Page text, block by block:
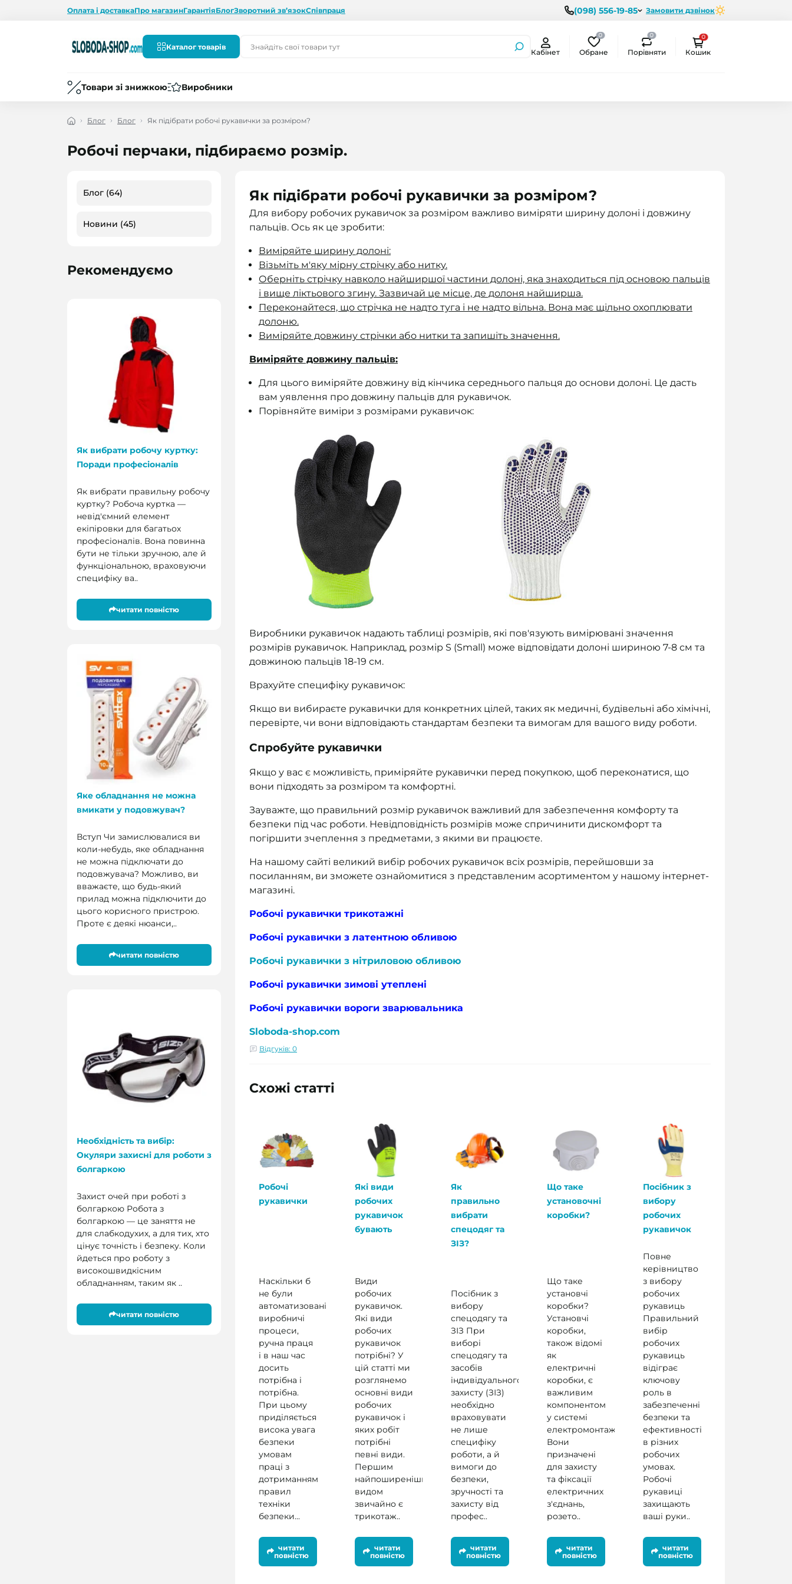
Оплата і доставкаПро магазинГарантіяБлогЗворотний зв’язокСпівпраця (098) 556-19-85 Замовити дзвінок
Каталог товарів
Кабінет
0
Обране
0
Порівняти
0
Кошик
Товари зі знижкою Виробники
Блог Блог Як підібрати робочі рукавички за розміром?
Робочі перчаки, підбираємо розмір.
Блог (64)
Новини (45)
Рекомендуємо
Як вибрати робочу куртку:
Поради професіоналів
Як вибрати правильну робочу
куртку? Робоча куртка —
невід'ємний елемент
екіпіровки для багатьох
професіоналів. Вона повинна
бути не тільки зручною, але й
функціональною, враховуючи
специфіку ва..
читати повністю
Яке обладнання не можна
вмикати у подовжувач?
Вступ Чи замислювалися ви
коли-небудь, яке обладнання
не можна підключати до
подовжувача? Можливо, ви
вважаєте, що будь-який
прилад можна підключити до
цього корисного пристрою.
Проте є деякі нюанси,..
читати повністю
Необхідність та вибір:
Окуляри захисні для роботи з
болгаркою
Захист очей при роботі з
болгаркою Робота з
болгаркою — це заняття не
для слабкодухих, а для тих, хто
цінує точність і безпеку. Коли
йдеться про роботу з
високошвидкісним
обладнанням, таким як ..
читати повністю
Як підібрати робочі рукавички за розміром?
Для вибору робочих рукавичок за розміром важливо виміряти ширину долоні і довжину
пальців. Ось як це зробити:
Виміряйте ширину долоні:
Візьміть м'яку мірну стрічку або нитку.
Оберніть стрічку навколо найширшої частини долоні, яка знаходиться під основою пальців
і вище ліктьового згину. Зазвичай це місце, де долоня найширша.
Переконайтеся, що стрічка не надто туга і не надто вільна. Вона має щільно охоплювати
долоню.
Виміряйте довжину стрічки або нитки та запишіть значення.
Виміряйте довжину пальців:
Для цього виміряйте довжину від кінчика середнього пальця до основи долоні. Це дасть
вам уявлення про довжину пальців для рукавичок.
Порівняйте виміри з розмірами рукавичок:
Виробники рукавичок надають таблиці розмірів, які пов'язують вимірювані значення
розмірів рукавичок. Наприклад, розмір S (Small) може відповідати долоні шириною 7-8 см та
довжиною пальців 18-19 см.
Врахуйте специфіку рукавичок:
Якщо ви вибираєте рукавички для конкретних цілей, таких як медичні, будівельні або хімічні,
перевірте, чи вони відповідають стандартам безпеки та вимогам для вашого виду роботи.
Спробуйте рукавички
Якщо у вас є можливість, приміряйте рукавички перед покупкою, щоб переконатися, що
вони підходять за розміром та комфортні.
Зауважте, що правильний розмір рукавичок важливий для забезпечення комфорту та
безпеки під час роботи. Невідповідність розмірів може спричинити дискомфорт та
погіршити зчеплення з предметами, з якими ви працюєте.
На нашому сайті великий вибір робочих рукавичок всіх розмірів, перейшовши за
посиланням, ви зможете ознайомитися з представленим асортиментом у нашому інтернет-
магазині.
Робочі рукавички трикотажні
Робочі рукавички з латентною обливою
Робочі рукавички з нітриловою обливою
Робочі рукавички зимові утеплені
Робочі рукавички вороги зварювальника
Sloboda-shop.com
Відгуків: 0
Схожі статті
Робочі
рукавички
Наскільки б
не були
автоматизовані
виробничі
процеси,
ручна праця
і в наш час
досить
потрібна і
потрібна.
При цьому
приділяється
висока увага
безпеки
умовам
праці з
дотриманням
правил
техніки
безпеки...
читати
повністю
Які види
робочих
рукавичок
бувають
Види
робочих
рукавичок.
Які види
робочих
рукавичок
потрібні? У
цій статті ми
розглянемо
основні види
робочих
рукавичок і
яких робіт
потрібні
певні види.
Першим
найпоширенішим
видом
звичайно є
трикотаж..
читати
повністю
Як
правильно
вибрати
спецодяг та
ЗІЗ?
Посібник з
вибору
спецодягу та
ЗІЗ При
виборі
спецодягу та
засобів
індивідуального
захисту (ЗІЗ)
необхідно
враховувати
не лише
специфіку
роботи, а й
вимоги до
безпеки,
зручності та
захисту від
профес..
читати
повністю
Що таке
установочні
коробки?
Що таке
установчі
коробки?
Установчі
коробки,
також відомі
як
електричні
коробки, є
важливим
компонентом
у системі
електромонтажу.
Вони
призначені
для захисту
та фіксації
електричних
з'єднань,
розето..
читати
повністю
Посібник з
вибору
робочих
рукавичок
Повне
керівництво
з вибору
робочих
рукавиць
Правильний
вибір
робочих
рукавиць
відіграє
ключову
роль в
забезпеченні
безпеки та
ефективності
в різних
робочих
умовах.
Робочі
рукавиці
захищають
ваші руки..
читати
повністю